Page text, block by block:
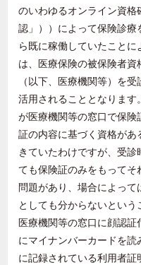
のいわゆるオンライン資
認」））によって保険診療
ら既に稼働していたこと
は、医療保険の被保険者
（以下、医療機関等）を
活用されることとなります
が医療機関等の窓口で保
証の内容に基づく資格が
きていたわけですが、受
ても保険証のみをもってそ
問題があり、場合によっ
としても分からないという
医療機関等の窓口に顔認
にマイナンバーカードを
に記録されている利用者